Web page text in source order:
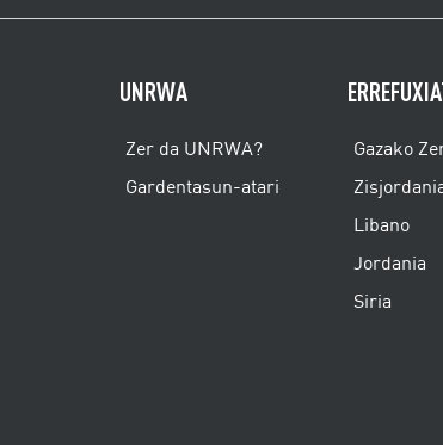
UNRWA
Zer da UNRWA?
Gardentasun-atari
Gazako
Libano
Jordania
Siria